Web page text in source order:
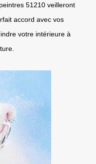
51210 veilleront
accord avec vos
votre intérieure à